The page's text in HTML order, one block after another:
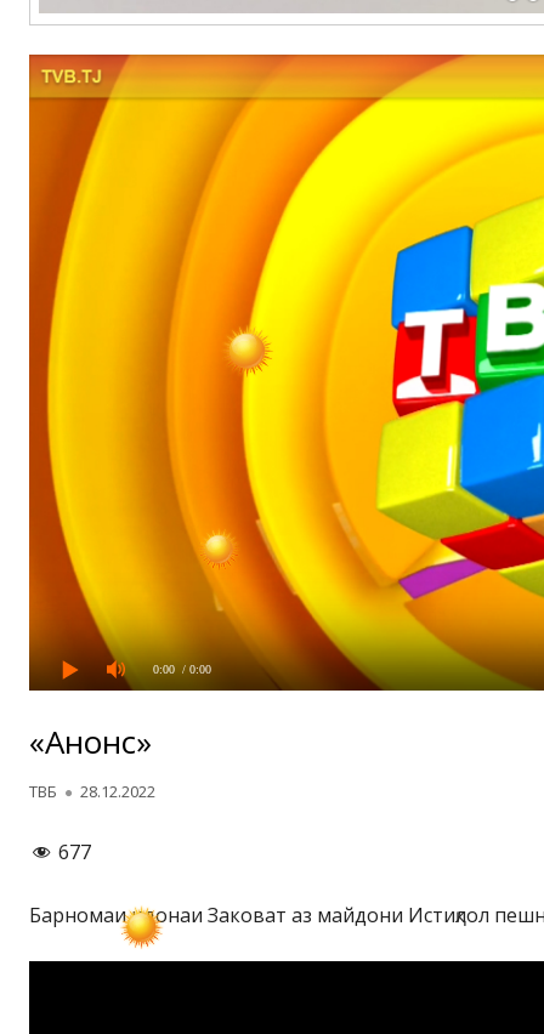
0:00 / 0:00
«Анонс»
Автор
ТВБ Опубликовано
28.12.2022
677
Барномаи идонаи Заковат аз майдони Истиқлол